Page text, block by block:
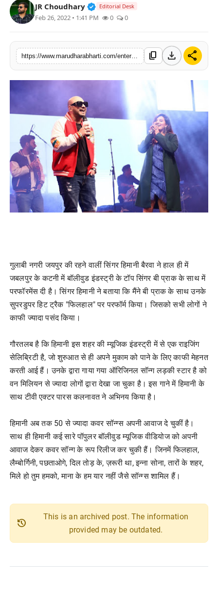
वीडियो JR Choudhary Verified Public Figure • 30 Mar,
Editorial Desk
Feb 26, 2022 • 1:41 PM 0 0
https://www.marudharabharti.com/entertainment/shehar-singer-himani-bairwa-along-with content_copy download share
गुलाबी नगरी जयपुर की रहने वालीं सिंगर हिमानी बैरवा ने हाल ही में
जबलपुर के कटनी में बॉलीवुड इंडस्ट्री के टॉप सिंगर बी प्राक के साथ में
परफॉरमेंस दी है। सिंगर हिमानी ने बताया कि मैंने बी प्राक के साथ उनके
सुपरडुपर हिट ट्रैक "फिलहाल" पर परफॉर्म किया। जिसको सभी लोगों ने
काफी ज्यादा पसंद किया।
गौरतलब है कि हिमानी इस शहर की म्यूजिक इंडस्ट्री में से एक राइजिंग
सेलिब्रिटी है, जो शुरुआत से ही अपने मुकाम को पाने के लिए काफी मेहनत
करती आई हैं। उनके द्वारा गाया गया ऑरिजिनल सॉन्ग लड़की स्टार है को
वन मिलियन से ज्यादा लोगों द्वारा देखा जा चुका है। इस गाने में हिमानी के
साथ टीवी एक्टर पारस कलनावत ने अभिनय किया है।
हिमानी अब तक 50 से ज्यादा कवर सॉन्ग्स अपनी आवाज दे चुकीं है।
साथ ही हिमानी कई सारे पॉपुलर बॉलीवुड म्यूजिक वीडियोज को अपनी
आवाज देकर कवर सॉन्ग के रूप रिलीज कर चुकी हैं। जिनमें फिलहाल,
लैम्बोर्गिनी, पछताओगे, दिल तोड़ के, ज़रूरी था, इन्ना सोना, तारों के शहर,
मिले हो तुम हमको, माना के हम यार नहीं जैसे सॉन्ग्स शामिल हैं।
history
This is an archived post. The information
provided may be outdated.